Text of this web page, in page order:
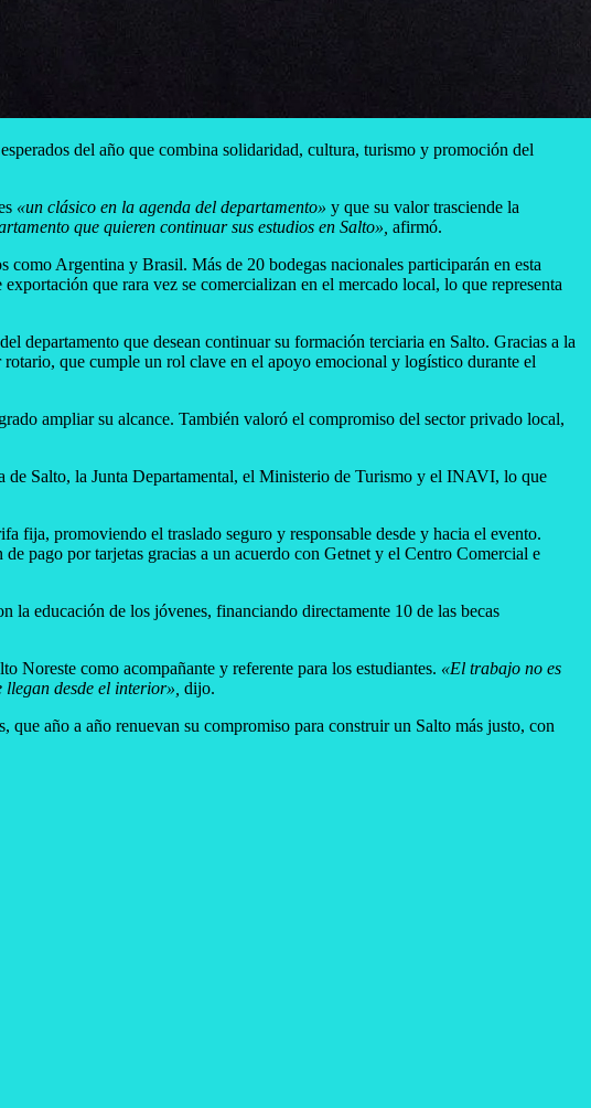
del año que combina solidaridad, cultura, turismo y promoción del
«un clásico en la agenda del departamento» y que su valor trasciende la
que quieren continuar sus estudios en Salto», afirmó.
Argentina y Brasil. Más de 20 bodegas nacionales participarán en esta
que rara vez se comercializan en el mercado local, lo que representa
departamento que desean continuar su formación terciaria en Salto. Gracias a la
que cumple un rol clave en el apoyo emocional y logístico durante el
ampliar su alcance. También valoró el compromiso del sector privado local,
Salto, la Junta Departamental, el Ministerio de Turismo y el INAVI, lo que
fija, promoviendo el traslado seguro y responsable desde y hacia el evento.
pago por tarjetas gracias a un acuerdo con Getnet y el Centro Comercial e
educación de los jóvenes, financiando directamente 10 de las becas
como acompañante y referente para los estudiantes. «El trabajo no es
desde el interior», dijo.
año a año renuevan su compromiso para construir un Salto más justo, con